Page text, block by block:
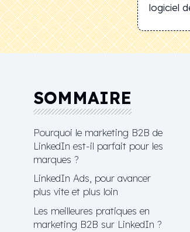
logiciel
SOMMAIRE
Pourquoi le marketing B2B de
LinkedIn est-il parfait pour les
marques ?
LinkedIn Ads, pour avancer
plus vite et plus loin
Les meilleures pratiques en
marketing B2B sur LinkedIn ?